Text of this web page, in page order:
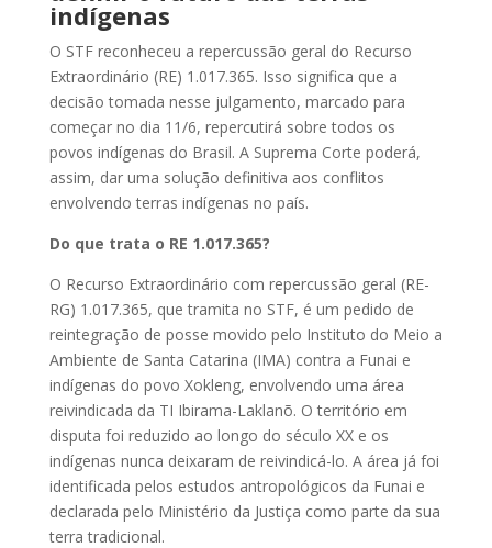
indígenas
O STF reconheceu a repercussão geral do Recurso
Extraordinário (RE) 1.017.365. Isso significa que a
decisão tomada nesse julgamento, marcado para
começar no dia 11/6, repercutirá sobre todos os
povos indígenas do Brasil. A Suprema Corte poderá,
assim, dar uma solução definitiva aos conflitos
envolvendo terras indígenas no país.
Do que trata o RE 1.017.365?
O Recurso Extraordinário com repercussão geral (RE-
RG) 1.017.365, que tramita no STF, é um pedido de
reintegração de posse movido pelo Instituto do Meio a
Ambiente de Santa Catarina (IMA) contra a Funai e
indígenas do povo Xokleng, envolvendo uma área
reivindicada da TI Ibirama-Laklanõ. O território em
disputa foi reduzido ao longo do século XX e os
indígenas nunca deixaram de reivindicá-lo. A área já foi
identificada pelos estudos antropológicos da Funai e
declarada pelo Ministério da Justiça como parte da sua
terra tradicional.